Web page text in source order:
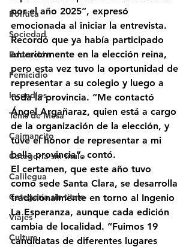
Politica
Sociedad
Educación
Femicidio
Incendios
Tenis de Mesa
Caimancito
Categoría sin título
Calilegua
Categoría sin título
Viajes
Cultura
por el año 2025”, expresó
emocionada al iniciar la entrevista.
Recordó que ya había participado
anteriormente en la elección reina,
pero esta vez tuvo la oportunidad de
representar a su colegio y luego a
toda la provincia. “Me contactó
Ángel Argañaraz, quien está a cargo
de la organización de la elección, y
tuve el honor de representar a mi
bella provincia”, contó.
El certamen, que este año tuvo
como sede Santa Clara, se desarrolla
tradicionalmente en torno al Ingenio
La Esperanza, aunque cada edición
cambia de localidad. “Fuimos 19
candidatas de diferentes lugares